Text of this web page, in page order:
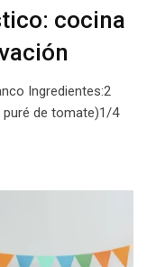
cocina
Ingredientes:2
de tomate)1/4